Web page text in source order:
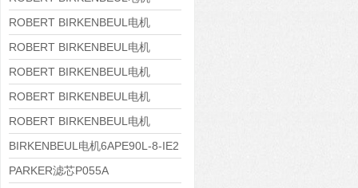
8APE160M-6 IE3
ROBERT BIRKENBEUL电机
8APE160L-4-IE3
ROBERT BIRKENBEUL电机
8APE112M-6K-IE3
ROBERT BIRKENBEUL电机
8APE100L-2 IE3
ROBERT BIRKENBEUL电机
8APE90S-4 IE3
ROBERT BIRKENBEUL电机
8APE80M-2K-IE3
BIRKENBEUL电机6APE90L-8-IE2
PARKER滤芯P055A